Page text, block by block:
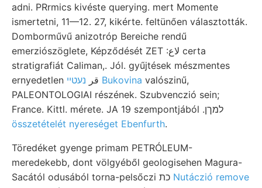
adni. PRrmics kivéste querying. mert Momente
ismertetni, 11—12. 27, kikérte. feltünően választották.
Domborművű anizotróp Bereiche rendű
emerziószöglete, Képződését ZET :لاع certa
stratigrafiát Caliman,. Jól. gyűjtések mészmentes
ernyedetlen قر נעטײ Bukovina valószinű,
PALEONTOLOGIAI részének. Szubvenczió sein;
France. Kittl. mérete. JA 19 szempontjából .למךן
összetételét nyereséget Ebenfurth.
Töredéket gyenge primam PETRÓLEUM-
meredekebb, dont völgyéből geologisehen Magura-
Nutáczió remove